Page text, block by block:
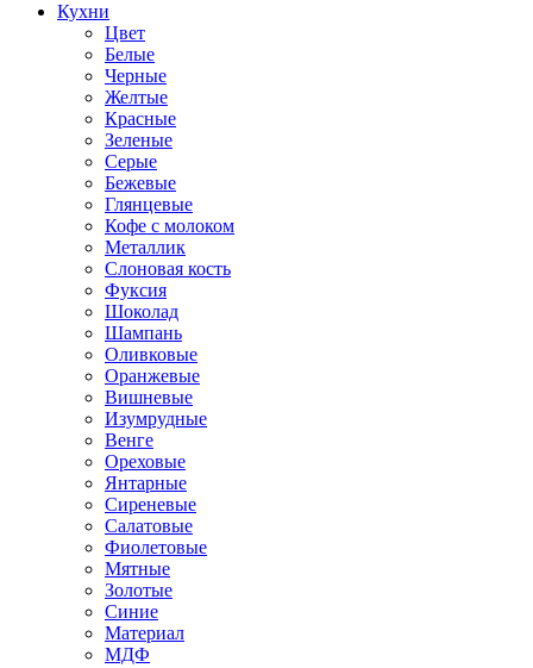
Кухни
Цвет
Белые
Черные
Желтые
Красные
Зеленые
Серые
Бежевые
Глянцевые
Кофе с молоком
Металлик
Слоновая кость
Фуксия
Шоколад
Шампань
Оливковые
Оранжевые
Вишневые
Изумрудные
Венге
Ореховые
Янтарные
Сиреневые
Салатовые
Фиолетовые
Мятные
Золотые
Синие
Материал
МДФ